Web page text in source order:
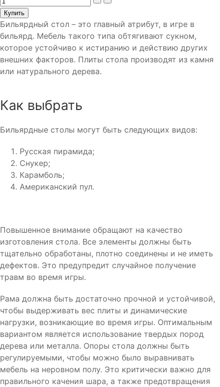
Бильярдный стол – это главный атрибут, в игре в
бильярд. Мебель такого типа обтягивают сукном,
которое устойчиво к истиранию и действию других
внешних факторов. Плиты стола производят из камня
или натурального дерева.
Как выбрать
Бильярдные столы могут быть следующих видов:
Русская пирамида;
Снукер;
Карамболь;
Американский пул.
Повышенное внимание обращают на качество
изготовления стола. Все элементы должны быть
тщательно обработаны, плотно соединены и не иметь
дефектов. Это предупредит случайное получение
травм во время игры.
Рама должна быть достаточно прочной и устойчивой,
чтобы выдерживать вес плиты и динамические
нагрузки, возникающие во время игры. Оптимальным
вариантом является использование твердых пород
дерева или металла. Опоры стола должны быть
регулируемыми, чтобы можно было выравнивать
мебель на неровном полу. Это критически важно для
правильного качения шара, а также предотвращения